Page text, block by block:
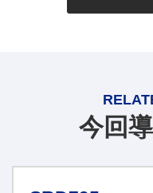
今回